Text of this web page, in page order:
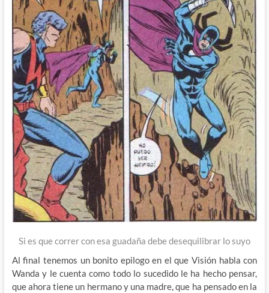
Si es que correr con esa guadaña debe desequilibrar lo suyo
Al final tenemos un bonito epilogo en el que Visión habla con
Wanda y le cuenta como todo lo sucedido le ha hecho pensar,
que ahora tiene un hermano y una madre, que ha pensado en la